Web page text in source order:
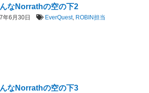
なNorrathの空の下2
年6月30日 EverQuest, ROBIN担当
なNorrathの空の下3